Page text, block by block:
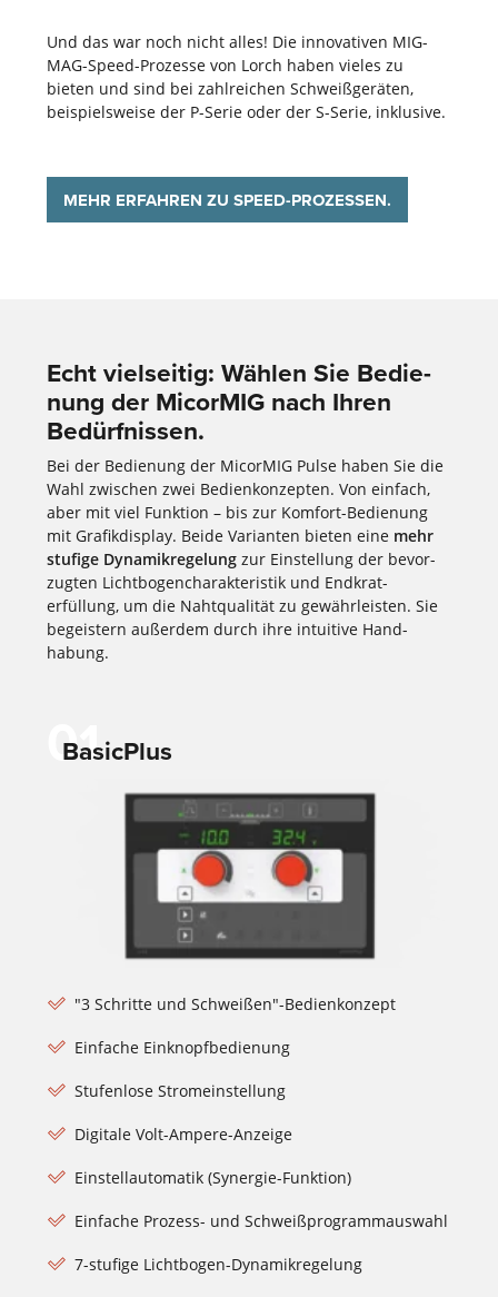
Und das war noch nicht alles! Die innovativen MIG-
MAG-Speed-Prozesse von Lorch haben vieles zu
bieten und sind bei zahlreichen Schweißgeräten,
beispielsweise der P-Serie oder der S-Serie, inklusive.
MEHR ERFAHREN ZU SPEED-PROZESSEN.
Echt vielseitig: Wählen Sie Bedie­
nung der MicorMIG nach Ihren
Bedürf­nissen.
Bei der Bedienung der MicorMIG Pulse haben Sie die
Wahl zwischen zwei Bedien­konzepten. Von einfach,
aber mit viel Funktion – bis zur Kom­fort-Bedie­nung
mit Grafik­display. Beide Varianten bieten eine mehr
stufige Dynamikregelungzur Einstellung der bevor­
zugten Licht­bogen­cha­rak­te­ristik und End­krat­
erfüllung, um die Naht­qualität zu gewähr­leisten. Sie
begei­stern außerdem durch ihre intui­tive Hand­
habung.
01
BasicPlus
"3 Schritte und Schweißen"-Bedienkonzept
Einfache Einknopfbedienung
Stufenlose Stromeinstellung
Digitale Volt-Ampere-Anzeige
Einstellautomatik (Synergie-Funktion)
Einfache Prozess- und Schweißprogrammauswahl
7-stufige Lichtbogen-Dynamikregelung